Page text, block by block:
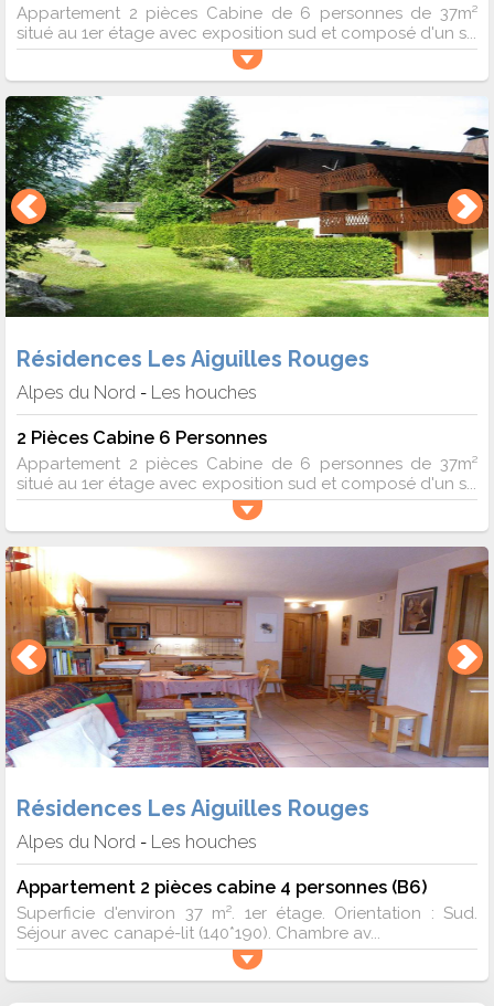
Appartement 2 pièces Cabine de 6 personnes de 37m²
situé au 1er étage avec exposition sud et composé d'un s...
Résidences Les Aiguilles Rouges
Alpes du Nord - Les houches
2 Pièces Cabine 6 Personnes
Appartement 2 pièces Cabine de 6 personnes de 37m²
situé au 1er étage avec exposition sud et composé d'un s...
Résidences Les Aiguilles Rouges
Alpes du Nord - Les houches
Appartement 2 pièces cabine 4 personnes (B6)
Superficie d'environ 37 m². 1er étage. Orientation : Sud.
Séjour avec canapé-lit (140*190). Chambre av...